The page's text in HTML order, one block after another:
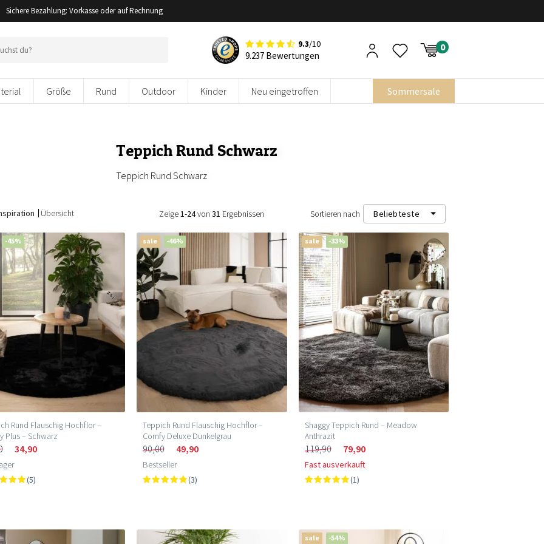
Sichere Bezahlung: Vorkasse oder auf Rechnung
9.3/10
9.237 Bewertungen
Größe Rund Outdoor Kinder Neu eingetroffen Sommersale
Teppich Rund Schwarz
Teppich Rund Schwarz
Übersicht Zeige1-24von31 Ergebnissen Sortieren nach Beliebteste
Beliebteste
Neueste
Niedrigster Preis (m²)
Höchster Preis (m²)
-45%
Rund Flauschig Hochflor –
Plus – Schwarz
34,90
(5)
sale -46%
Teppich Rund Flauschig Hochflor –
Comfy Deluxe Dunkelgrau
90,00 49,90
Bestseller
(3)
sale -33%
Shaggy Teppich Rund – Meadow
Anthrazit
119,90 79,90
Fast ausverkauft
(1)
sale -54%